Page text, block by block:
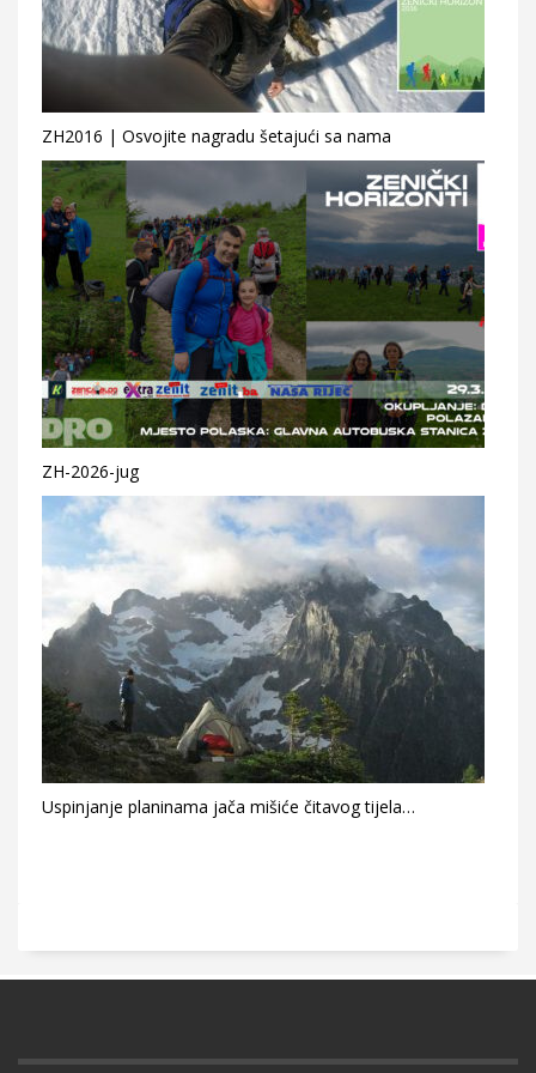
ZH2016 | Osvojite nagradu šetajući sa nama
ZH-2026-jug
Uspinjanje planinama jača mišiće čitavog tijela…